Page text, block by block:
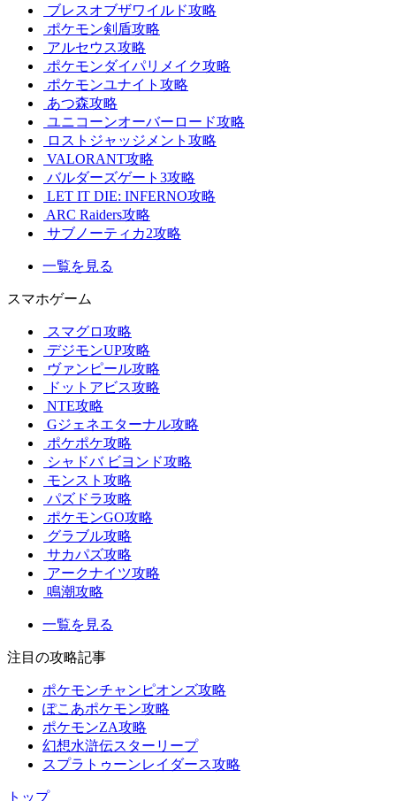
ブレスオブザワイルド攻略
ポケモン剣盾攻略
アルセウス攻略
ポケモンダイパリメイク攻略
ポケモンユナイト攻略
あつ森攻略
ユニコーンオーバーロード攻略
ロストジャッジメント攻略
VALORANT攻略
バルダーズゲート3攻略
LET IT DIE: INFERNO攻略
ARC Raiders攻略
サブノーティカ2攻略
一覧を見る
スマホゲーム
スマグロ攻略
デジモンUP攻略
ヴァンピール攻略
ドットアビス攻略
NTE攻略
Gジェネエターナル攻略
ポケポケ攻略
シャドバ ビヨンド攻略
モンスト攻略
パズドラ攻略
ポケモンGO攻略
グラブル攻略
サカパズ攻略
アークナイツ攻略
鳴潮攻略
一覧を見る
注目の攻略記事
ポケモンチャンピオンズ攻略
ぽこあポケモン攻略
ポケモンZA攻略
幻想水滸伝スターリープ
スプラトゥーンレイダース攻略
トップ